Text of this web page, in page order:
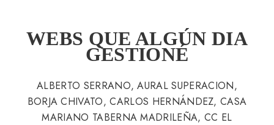
WEBS QUE ALGÚN DIA
GESTIONÉ
ALBERTO SERRANO, AURAL SUPERACION,
BORJA CHIVATO, CARLOS HERNÁNDEZ, CASA
MARIANO TABERNA MADRILEÑA, CC EL